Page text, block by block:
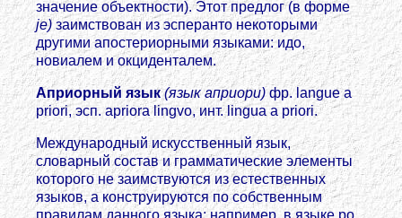
значение объектности). Этот предлог (в форме
jе)заимствован из эсперанто некоторыми
другими апостериорными языками: идо,
новиалем и окциденталем.
Априорный язык (язык априори) фр. langue a
priori, эсп. apriora lingvo, инт. lingua a priori.
Международный искусственный язык,
словарный состав и грамматические элементы
которого не заимствуются из естественных
языков, а конструируются по собственным
правилам данного языка; например, в языке ро